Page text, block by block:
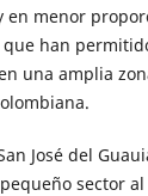
en menor
han
una amplia
José del
sector